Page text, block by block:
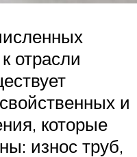
отрасли
и
которые
износ труб,